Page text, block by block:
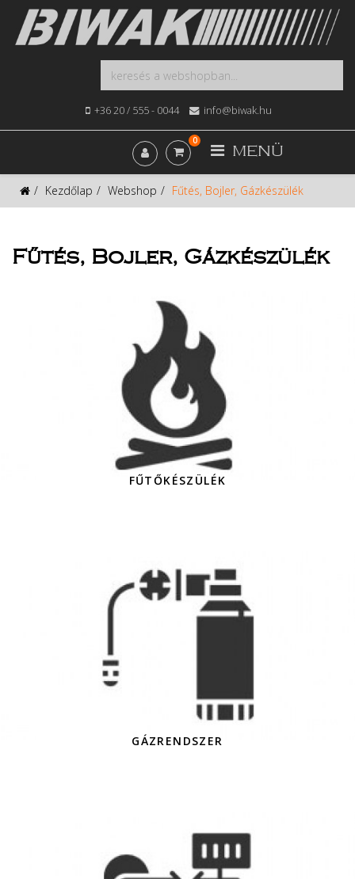
+36 20 / 555 - 0044 info@biwak.hu
MENÜ
0
Kezdőlap Webshop Fűtés, Bojler, Gázkészülék
Fűtés, Bojler, Gázkészülék
FŰTŐKÉSZÜLÉK
GÁZRENDSZER